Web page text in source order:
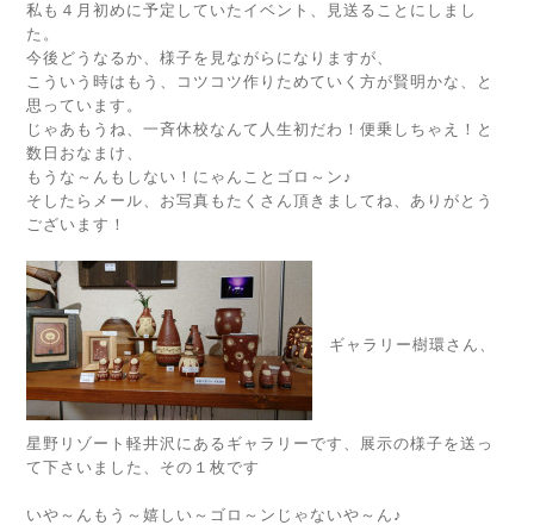
私も４月初めに予定していたイベント、見送ることにしまし
た。
今後どうなるか、様子を見ながらになりますが、
こういう時はもう、コツコツ作りためていく方が賢明かな、と
思っています。
じゃあもうね、一斉休校なんて人生初だわ！便乗しちゃえ！と
数日おなまけ、
もうな～んもしない！にゃんことゴロ～ン♪
そしたらメール、お写真もたくさん頂きましてね、ありがとう
ございます！
ギャラリー樹環さん、
星野リゾート軽井沢にあるギャラリーです、展示の様子を送っ
て下さいました、その１枚です
いや～んもう～嬉しい～ゴロ～ンじゃないや～ん♪